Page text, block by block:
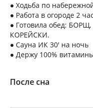
● Ходьба по
● Работа в огороде 2
● Готовила обед:
КОРЕЙСКИ.
● Сауна ИК 30' на ночь
● Держу 100%
После сна